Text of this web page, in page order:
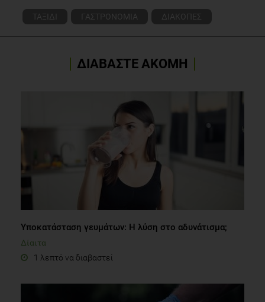
ΤΑΞΙΔΙ ΓΑΣΤΡΟΝΟΜΙΑ ΔΙΑΚΟΠΕΣ
ΔΙΑΒΑΣΤΕ ΑΚΟΜΗ
Υποκατάσταση γευμάτων: Η λύση στο αδυνάτισμα;
Δίαιτα
1 λεπτό να διαβαστεί